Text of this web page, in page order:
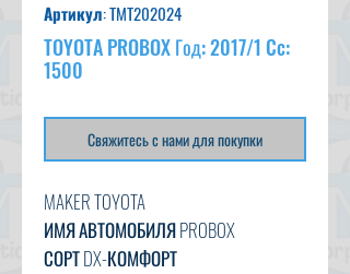
Артикул: TMT202024
TOYOTA PROBOX Год: 2017/1 Cc:
1500
Свяжитесь с нами для покупки
MAKER TOYOTA
ИМЯ АВТОМОБИЛЯ PROBOX
СОРТ DX-КОМФОРТ